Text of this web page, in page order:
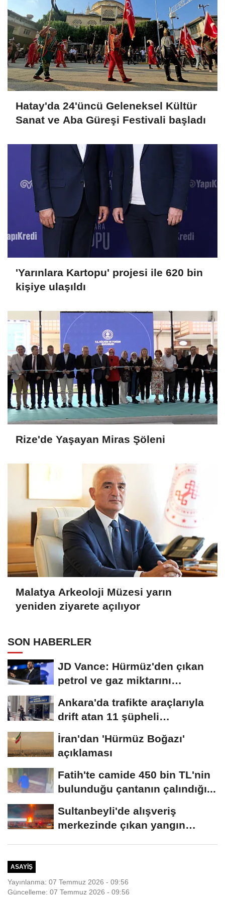
Hatay'da 24'üncü Geleneksel Kültür
Sanat ve Aba Güreşi Festivali başladı
'Yarınlara Kartopu' projesi ile 620 bin
kişiye ulaşıldı
Rize'de Yaşayan Miras Şöleni
Malatya Arkeoloji Müzesi yarın
yeniden ziyarete açılıyor
SON HABERLER
JD Vance: Hürmüz'den çıkan
petrol ve gaz miktarını
Ankara'da trafikte araçlarıyla
drift atan 11 şüpheli
gözaltına...
İran'dan 'Hürmüz Boğazı'
açıklaması
Fatih'te camide 450 bin TL'nin
bulunduğu çantanın çalındığı...
Sultanbeyli'de alışveriş
merkezinde çıkan yangın
ASAYIŞ
Yayınlanma: 07 Temmuz 2026 - 09:56
Güncelleme: 07 Temmuz 2026 - 09:56